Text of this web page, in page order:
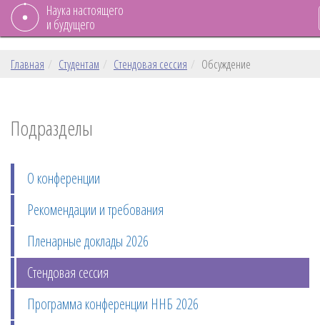
Наука настоящего
и будущего
Главная Студентам Стендовая сессия Обсуждение
Подразделы
О конференции
Рекомендации и требования
Пленарные доклады 2026
Стендовая сессия
Программа конференции ННБ 2026